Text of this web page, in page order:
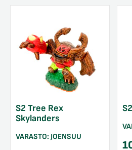
S2 Tree Rex
Skylanders
VARASTO: JOENSUU